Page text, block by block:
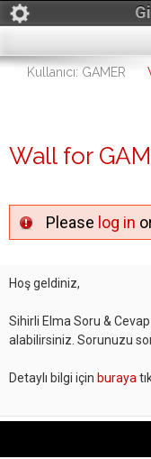
Kullanıcı: GAMER
Wall for
Please log in
Hoş geldiniz,
Sihirli Elma Soru &
alabilirsiniz. Sorunuzu
Detaylı bilgi için buraya